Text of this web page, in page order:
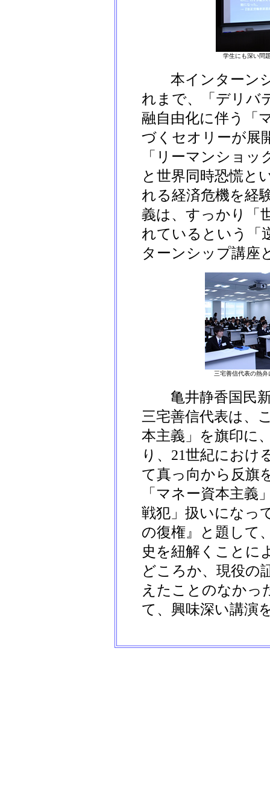
学生にも深い問
本インターンシ
れまで、「デリバ
融自由化に伴う「
づくセオリーが展
「リーマンショ
と世界同時恐慌と
れる経済危機を経
義は、すっかり「
れているという「
ターンシップ講座
三宅善信代表の熱
亀井静香国民新
三宅善信代表は、
本主義」を旗印に
り、21世紀にお
て真っ向から反旗
「マネー資本主義
戦犯」扱いになっ
の復権』と題して
史を紐解くことに
どころか、現役の
えたことのなかっ
て、興味深い講演